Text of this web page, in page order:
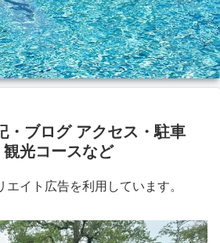
・ブログ アクセス・駐車
光コースなど
イト広告を利用しています。